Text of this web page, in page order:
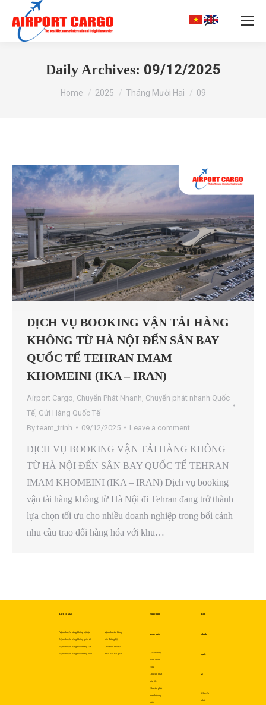
Search:
Daily Archives: 09/12/2025
You are here:
Home 2025 Tháng Mười Hai 09
DỊCH VỤ BOOKING VẬN TẢI HÀNG
KHÔNG TỪ HÀ NỘI ĐẾN SÂN BAY
QUỐC TẾ TEHRAN IMAM
KHOMEINI (IKA – IRAN)
Airport Cargo Chuyển Phát Nhanh Chuyển phát nhanh Quốc
Tế Gửi Hàng Quốc Tế
Byteam_trinh 09/12/2025 Leave a comment
DỊCH VỤ BOOKING VẬN TẢI HÀNG KHÔNG
TỪ HÀ NỘI ĐẾN SÂN BAY QUỐC TẾ TEHRAN
IMAM KHOMEINI (IKA – IRAN) Dịch vụ booking
vận tải hàng không từ Hà Nội đi Tehran đang trở thành
lựa chọn tối ưu cho nhiều doanh nghiệp trong bối cảnh
nhu cầu trao đổi hàng hóa với khu…
Dịch vụ khác
Vận chuyển hàng không nội địa
Vận chuyển hàng không quốc tế
Vận chuyển hàng hóa đường sắt
Vận chuyển hàng hóa đường biển
Vận chuyển hàng
hóa đường bộ
Cho thuê kho bãi
Khai báo hải quan
Bưu chính
trong nước
Các dịch vụ
hành chính
công
Chuyển phát
hỏa tốc
Chuyển phát
nhanh trong
nước
Bưu
chính
quốc
tế
Chuyển
phát